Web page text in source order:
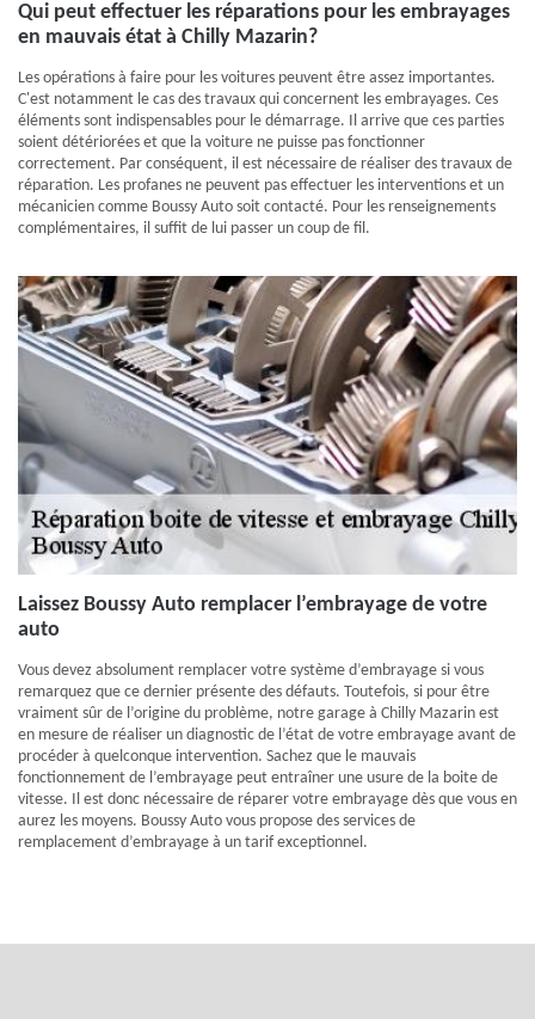
Qui peut effectuer les réparations pour les embrayages
en mauvais état à Chilly Mazarin?
Les opérations à faire pour les voitures peuvent être assez importantes.
C'est notamment le cas des travaux qui concernent les embrayages. Ces
éléments sont indispensables pour le démarrage. Il arrive que ces parties
soient détériorées et que la voiture ne puisse pas fonctionner
correctement. Par conséquent, il est nécessaire de réaliser des travaux de
réparation. Les profanes ne peuvent pas effectuer les interventions et un
mécanicien comme Boussy Auto soit contacté. Pour les renseignements
complémentaires, il suffit de lui passer un coup de fil.
Laissez Boussy Auto remplacer l’embrayage de votre
auto
Vous devez absolument remplacer votre système d’embrayage si vous
remarquez que ce dernier présente des défauts. Toutefois, si pour être
vraiment sûr de l’origine du problème, notre garage à Chilly Mazarin est
en mesure de réaliser un diagnostic de l’état de votre embrayage avant de
procéder à quelconque intervention. Sachez que le mauvais
fonctionnement de l’embrayage peut entraîner une usure de la boite de
vitesse. Il est donc nécessaire de réparer votre embrayage dès que vous en
aurez les moyens. Boussy Auto vous propose des services de
remplacement d’embrayage à un tarif exceptionnel.